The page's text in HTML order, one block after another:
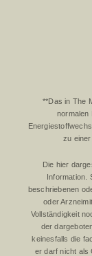
**Das in The
normalen
zu
Die hier
Information.
beschriebenen
oder
Vollständigkeit
der
keinesfalls die
er darf nicht als